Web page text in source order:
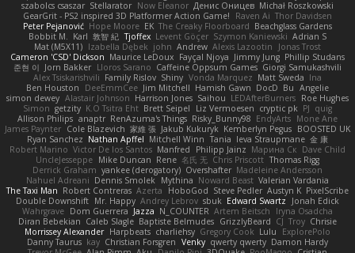
szabolcs csaszar Stellarator Now Eleanor Денис Оницев Michał Roszkowski
GearGrit - PS2 inspired 3D Platformer Action Game!
Raven Ai Thor Davidsen
Peter Pejanović Hope Moore EK The Creaky Floorboard Beachglass Gardens
Bobbit M. Karl 敦智 紀 Tjoffex Levent Göçer Szymon Kaniewski Adrian S
Mat (M5X11) Izabella Dębek john Andrew Alexis Lazootin
Jonas Trost
Cameron 'CSD' Dickson Maurice LeDoux Fayçal Njoya Jimmy Jung Phillip Studans
준현 이 Jorn Bakker Lloros Sarano Caffeine Oppsum Games Giorgi Samukashvili
Alex Tsiskarishvili Family Rislov Shiny Vonda Marquez Matt Sweda Ina
Ben Houston
DeeEmmCee Jim Mitchell Hamish Gawn DocD Bu Angelie
simon dewey Alastair Johnson Harrison Jones Saihou LEDAfterBurners Roe Hughes
Simon getzity K.O Tsitra Eht Brett Seipel Liz Vermoesen cryptic pk PJ quig
Allison Philips anaptr RenAzuma's Things Risky_Bunny98 EndyArts Mone Ane
James Paynter Cole Blazevich 家維 張 Jakub Kukuryk Kemberlyn Pegus BOOSTED UK
Ryan Sanchez Nathan Apffel Mitchell Winn Tania Ieva Straupmane 金 康
Robert Marino Victor De los Santos Manfred Philipp Jainz Марина Ск Dave Child
UncleJesseppe Mike Duncan Rene 名氏 无 Chris Priscott Thomas Rigg
Derrick Graham yankee (derogatory) Overshafter Madeleine Andersson
Nahuel Adreani Dennis Smolek Mythina Noward Beast Valerian Vardania
The Taxi Man Robert Contreras Azerta HoboGod Steve Pedler Austyn K PixelScribe
Double Downshift Mr. Happy Andrey Lebrov sbuk Edward Swartz
Jonah Edick
Wahrgrave Dom Guerrera Jazza N_COUNTER Artem Beitsch
Iryna Osadcha
Diran Bebekian Caleb Slagle Baptiste Belmudes GrizzlyBeard CJ Troy Chrisie
Morrissey Alexander Harpbeats charliehsy Gregory Cook Lulu
ExplorePolo
Danny Taurus kay Christian Forsgren Venky qwerty qwerty Damon Hardy